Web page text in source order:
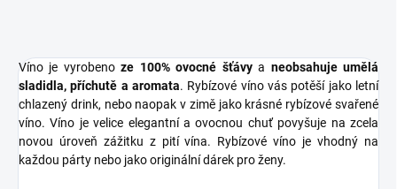
Víno je vyrobenoze 100% ovocné šťávya neobsahuje umělá
sladidla, příchutě a aromata. Rybízové víno vás potěší jako letní
chlazený drink, nebo naopak v zimě jako krásné rybízové svařené
víno. Víno je velice elegantní a ovocnou chuť povyšuje na zcela
novou úroveň zážitku z pití vína. Rybízové víno je vhodný na
každou párty nebo jako originální dárek pro ženy.